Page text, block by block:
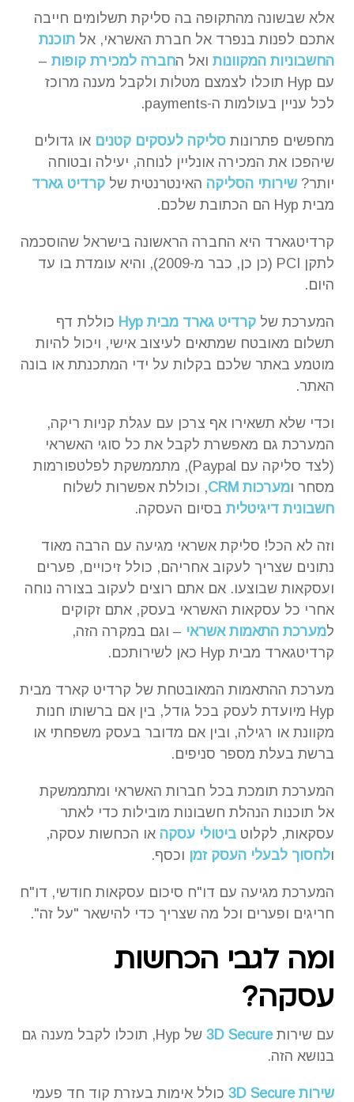
אלא שבשונה מהתקופה בה סליקת תשלומים חייבה
אתכם לפנות בנפרד אל חברת האשראי, אל תוכנת
החשבוניות המקוונות ואל החברה למכירת קופות –
עם Hyp תוכלו לצמצם מטלות ולקבל מענה מרוכז
לכל עניין בעולמות ה-payments.
מחפשים פתרונות סליקה לעסקים קטנים או גדולים
שיהפכו את המכירה אונליין לנוחה, יעילה ובטוחה
יותר? שירותי הסליקה האינטרנטית של קרדיט גארד
מבית Hyp הם הכתובת שלכם.
קרדיטגארד היא החברה הראשונה בישראל שהוסכמה
לתקן PCI (כן כן, כבר מ-2009), והיא עומדת בו עד
היום.
המערכת של קרדיט גארד מבית Hyp
כוללת דף
תשלום מאובטח שמתאים לעיצוב אישי, ויכול להיות
מוטמע באתר שלכם בקלות על ידי המתכנתת או בונה
האתר.
וכדי שלא תשאירו אף צרכן עם עגלת קניות ריקה,
המערכת גם מאפשרת לקבל את כל סוגי האשראי
(לצד סליקה עם Paypal), מתממשקת לפלטפורמות
מסחר ומערכות CRM
, וכוללת אפשרות לשלוח
חשבונית דיגיטלית בסיום העסקה.
וזה לא הכל! סליקת אשראי מגיעה עם הרבה מאוד
נתונים שצריך לעקוב אחריהם, כולל זיכויים, פערים
ועסקאות שבוצעו. אם אתם רוצים לעקוב בצורה נוחה
אחרי כל עסקאות האשראי בעסק, אתם זקוקים
למערכת התאמות אשראי – וגם במקרה הזה,
קרדיטגארד מבית Hyp כאן לשירותכם.
מערכת ההתאמות המאובטחת של קרדיט קארד מבית
Hyp מיועדת לעסק בכל גודל, בין אם ברשותו חנות
מקוונת או רגילה, ובין אם מדובר בעסק משפחתי או
ברשת בעלת מספר סניפים.
המערכת תומכת בכל חברות האשראי ומתממשקת
אל תוכנות הנהלת חשבונות מובילות כדי לאתר
עסקאות, לקלוט ביטולי עסקה או הכחשות עסקה,
ולחסוך לבעלי העסק זמן וכסף.
המערכת מגיעה עם דו"ח סיכום עסקאות חודשי, דו"ח
חריגים ופערים וכל מה שצריך כדי להישאר "על זה".
ומה לגבי הכחשות
עסקה?
עם שירות3D Secure
של Hyp, תוכלו לקבל מענה גם
בנושא הזה.
שירות 3D Secure כולל אימות בעזרת קוד חד פעמי